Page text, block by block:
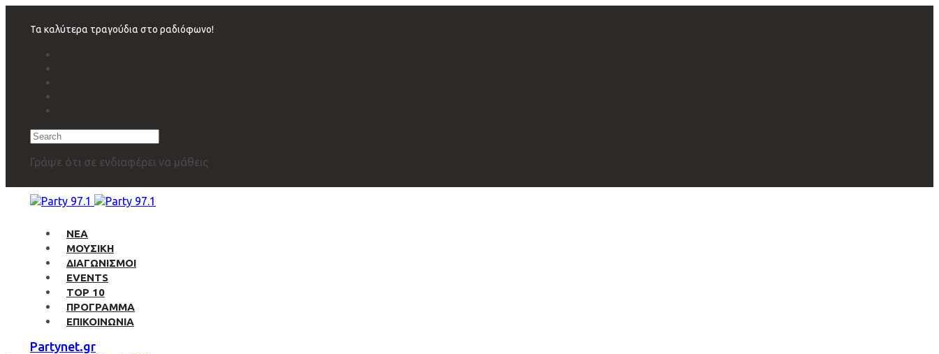
navigation
Τα καλύτερα τραγούδια στο ραδιόφωνο!
Search
Γράψε ότι σε ενδιαφέρει να μάθεις
ΝΕΑ
ΜΟΥΣΙΚΗ
ΔΙΑΓΩΝΙΣΜΟΙ
EVENTS
TOP 10
ΠΡΟΓΡΑΜΜΑ
ΕΠΙΚΟΙΝΩΝΙΑ
Partynet.gr